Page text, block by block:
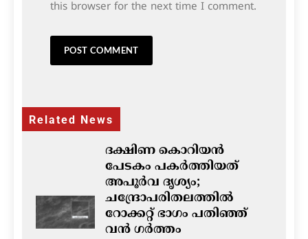
this browser for the next time I comment.
Related News
ദക്ഷിണ കൊറിയൻ
പേടകം പകർത്തിയത്
അപൂർവ ദൃശ്യം;
ചന്ദ്രോപരിതലത്തിൽ
റോക്കറ്റ് ഭാഗം പതിഞ്ഞ്
വൻ ഗർത്തം